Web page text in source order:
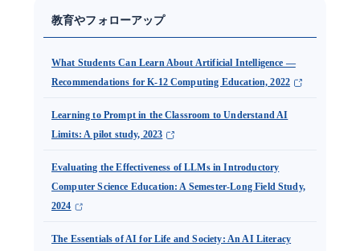
教育やフォローアップ
What Students Can Learn About Artificial Intelligence —
Recommendations for K-12 Computing Education, 2022
Learning to Prompt in the Classroom to Understand AI
Limits: A pilot study, 2023
Evaluating the Effectiveness of LLMs in Introductory
Computer Science Education: A Semester-Long Field Study,
2024
The Essentials of AI for Life and Society: An AI Literacy